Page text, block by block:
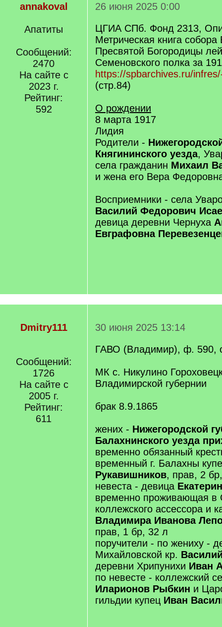
annakoval
Апатиты
Сообщений:
2470
На сайте с
2023 г.
Рейтинг:
592
26 июня 2025 0:00
ЦГИА СПб. Фонд 2313,
Метрическая книга
Пресвятой Богородицы
Семеновского полка за
https://spbarchives.ru/
(стр.84)
О рождении
8 марта 1917
Лидия
Родители -
Княгининского уезда,
села гражданин Михаил
и жена его Вера
Восприемники - села
Василий Федорович
девица деревни Чернуха
Евграфовна
Dmitry111
Сообщений:
1726
На сайте с
2005 г.
Рейтинг:
611
30 июня 2025 13:14
ГАВО (Владимир), ф. 590,
МК с. Никулино
Владимирской губернии
брак 8.9.1865
жених - Нижегородской
Балахнинского уезда
временно обязанный
временный г. Балахны
Рукавишников, прав, 2
невеста - девица
временно проживающая в
коллежского ассессора и
Владимира Иванова
прав, 1 бр, 32 л
поручители - по жениху -
Михайловской кр.
деревни Хрипунихи Иван
по невесте - коллежский
Иларионов Рыбкин и
гильдии купец Иван